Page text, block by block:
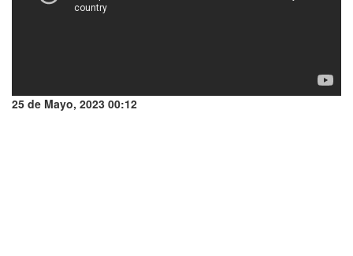
25 de Mayo, 2023 00:12